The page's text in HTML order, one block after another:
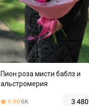
Пион роза мисти баблз и
альстромерия
4.906K 3 480